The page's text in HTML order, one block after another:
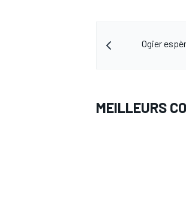
Ogier
MEILLEURS